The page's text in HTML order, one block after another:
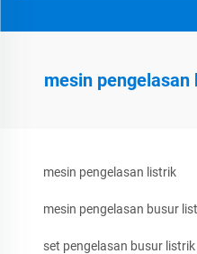
mesin
mesin pengelasan listrik
mesin pengelasan busur
set pengelasan busur listrik